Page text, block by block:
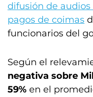
difusión de
pagos de coimas
funcionarios del
Según el
negativa sobre
59% en el